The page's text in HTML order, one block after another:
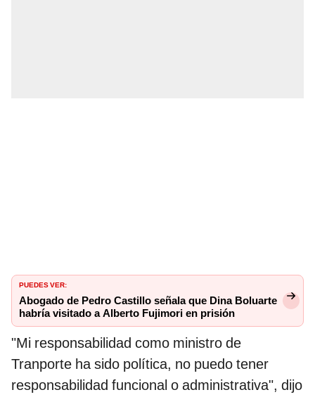
PUEDES VER:
Abogado de Pedro Castillo señala que Dina Boluarte
habría visitado a Alberto Fujimori en prisión
"Mi responsabilidad como ministro de
Tranporte ha sido política, no puedo tener
responsabilidad funcional o administrativa", dijo